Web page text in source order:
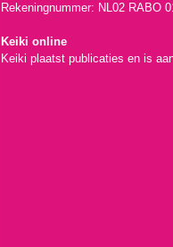
Rekeningnummer: NL02 RABO
Keiki online
Keiki plaatst publicaties en is